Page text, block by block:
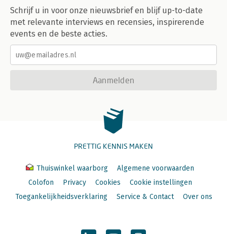
Schrijf u in voor onze nieuwsbrief en blijf up-to-date
met relevante interviews en recensies, inspirerende
events en de beste acties.
Aanmelden
PRETTIG KENNIS MAKEN
Thuiswinkel waarborg
Algemene voorwaarden
Colofon
Privacy Cookies
Cookie instellingen
Toegankelijkheidsverklaring
Service & Contact Over ons